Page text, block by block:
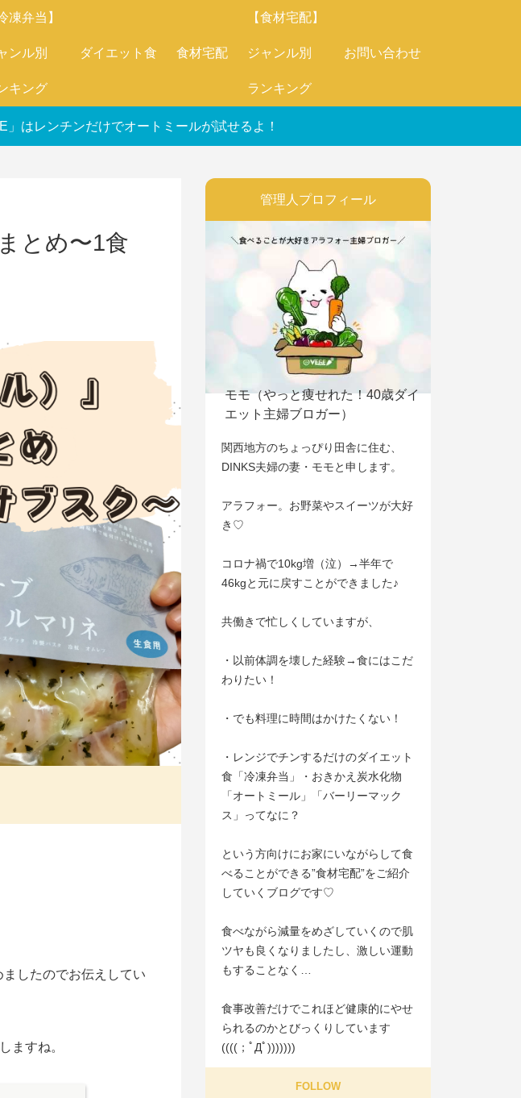
凍弁当】
ンル別
キング
ダイエット食 食材宅配
【食材宅配】
ジャンル別
ランキング
お問い合わせ
はレンチンだけでオートミールが試せるよ！
とめ〜1食
したのでお伝えしてい
ますね。
管理人プロフィール
モモ（やっと痩せれた！40歳ダイ
エット主婦ブロガー）
関西地方のちょっぴり田舎に住む、
DINKS夫婦の妻・モモと申します。
アラフォー。お野菜やスイーツが大好
き♡
コロナ禍で10kg増（泣）→半年で
46kgと元に戻すことができました♪
共働きで忙しくしていますが、
・以前体調を壊した経験→食にはこだ
わりたい！
・でも料理に時間はかけたくない！
・レンジでチンするだけのダイエット
食「冷凍弁当」・おきかえ炭水化物
「オートミール」「バーリーマック
ス」ってなに？
という方向けにお家にいながらして食
べることができる”食材宅配”をご紹介
していくブログです♡
食べながら減量をめざしていくので肌
ツヤも良くなりましたし、激しい運動
もすることなく…
食事改善だけでこれほど健康的にやせ
られるのかとびっくりしています
((((；ﾟДﾟ)))))))
FOLLOW